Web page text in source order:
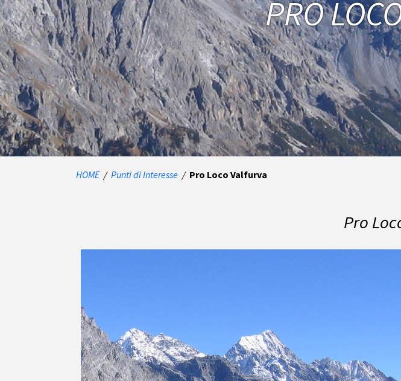
PRO
HOME / Punti di Interesse / Pro Loco Valfurva
Pro